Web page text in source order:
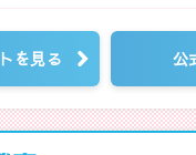
を見る 公